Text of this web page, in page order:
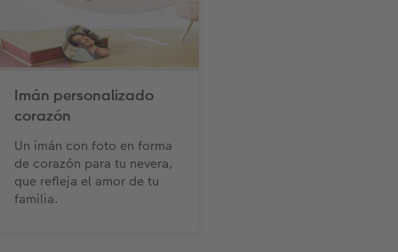
Imán personalizado
corazón
Un imán con foto en forma
de corazón para tu nevera,
que refleja el amor de tu
familia.